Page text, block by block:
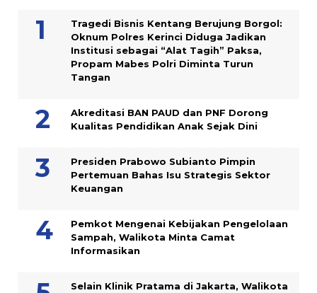
Tragedi Bisnis Kentang Berujung Borgol:
Oknum Polres Kerinci Diduga Jadikan
Institusi sebagai “Alat Tagih” Paksa,
Propam Mabes Polri Diminta Turun
Tangan
Akreditasi BAN PAUD dan PNF Dorong
Kualitas Pendidikan Anak Sejak Dini
Presiden Prabowo Subianto Pimpin
Pertemuan Bahas Isu Strategis Sektor
Keuangan
Pemkot Mengenai Kebijakan Pengelolaan
Sampah, Walikota Minta Camat
Informasikan
Selain Klinik Pratama di Jakarta, Walikota